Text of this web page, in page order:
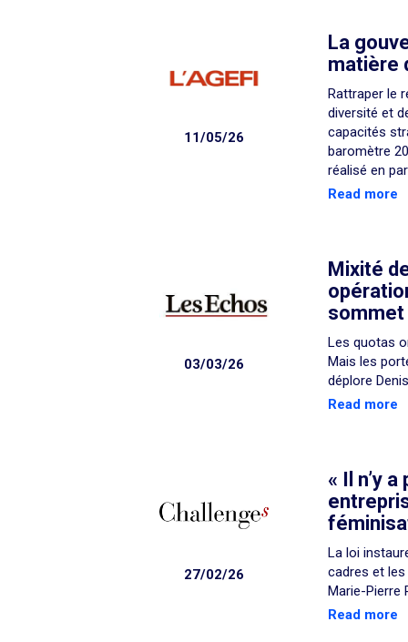
La
matière
Rattraper le
diversité et
capacités
baromètre
réalisé en
Read more
11/05/26
Mixité
sommet
Les quotas
Mais les
déplore
Read more
03/03/26
« Il n’y
La loi
cadres et les
Marie-Pierre
Read more
27/02/26